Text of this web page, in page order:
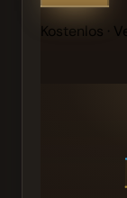
Kostenlos ·